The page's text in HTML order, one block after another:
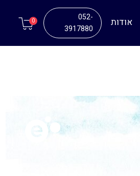
אודות
052-
3917880
0